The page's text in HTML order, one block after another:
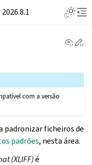
com a versão
padronizar ficheiros de
padrões, nesta área.
(XLIFF)é